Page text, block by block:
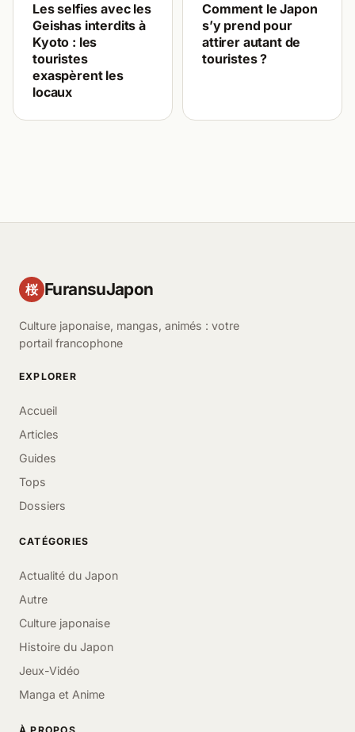
Les selfies avec les
Geishas interdits à
Kyoto : les
touristes
exaspèrent les
locaux
Comment le Japon
s’y prend pour
attirer autant de
touristes ?
桜 FuransuJapon
Culture japonaise, mangas, animés : votre
portail francophone
EXPLORER
Accueil
Articles
Guides
Tops
Dossiers
CATÉGORIES
Actualité du Japon
Autre
Culture japonaise
Histoire du Japon
Jeux-Vidéo
Manga et Anime